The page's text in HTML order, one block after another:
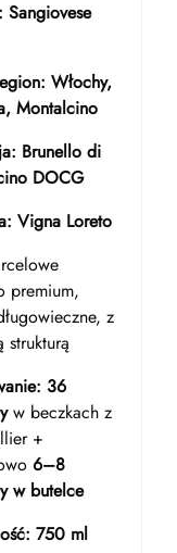
Sangiovese
Włochy,
Montalcino
Brunello di
DOCG
Vigna Loreto
premium,
z
strukturą
36
w beczkach z
+
6–8
w butelce
750 ml